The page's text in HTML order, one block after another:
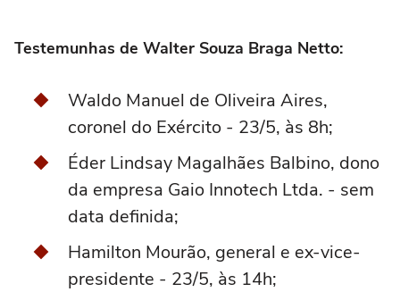
Testemunhas de Walter Souza Braga Netto:
Waldo Manuel de Oliveira Aires,
coronel do Exército - 23/5, às 8h;
Éder Lindsay Magalhães Balbino, dono
da empresa Gaio Innotech Ltda. - sem
data definida;
Hamilton Mourão, general e ex-vice-
presidente - 23/5, às 14h;